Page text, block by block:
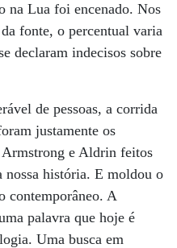
na Lua foi encenado. Nos
fonte, o percentual varia
declaram indecisos sobre
de pessoas, a corrida
justamente os
Armstrong e Aldrin feitos
história. E moldou o
contemporâneo. A
palavra que hoje é
Uma busca em